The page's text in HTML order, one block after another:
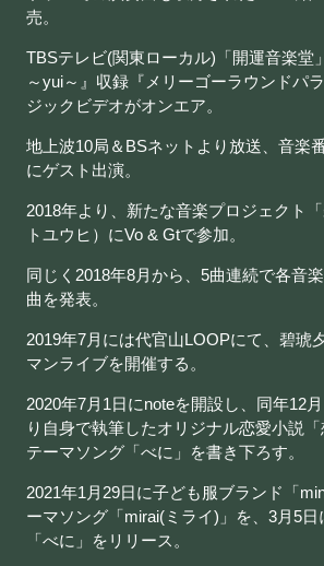
売。
TBSテレビ(関東ローカル)「開運音楽堂
～yui～』収録『メリーゴーラウンドパ
ジックビデオがオンエア。
地上波10局＆BSネットより放送、音楽
にゲスト出演。
2018年より、 新たな音楽プロジェクト
トユウヒ）にVo & Gtで参加。
同じく2018年8月から、5曲連続で各音
曲を発表。
2019年7月には代官山LOOPにて、碧琥
マンライブを開催する。
2020年7月1日にnoteを開設し、同年12
り自身で執筆したオリジナル恋愛小説
テーマソング「べに」を書き下ろす。
2021年1月29日に子ども服ブランド「
ーマソング「mirai(ミライ)」を、3月5
「べに」をリリース。